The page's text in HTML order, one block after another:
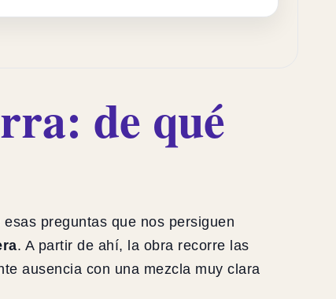
de qué
preguntas que nos persiguen
. A partir de ahí, la obra recorre las
ausencia con una mezcla muy clara